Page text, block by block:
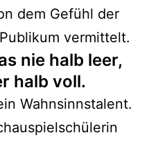
dem Gefühl der
vermittelt.
nie halb leer,
halb voll.
Wahnsinnstalent.